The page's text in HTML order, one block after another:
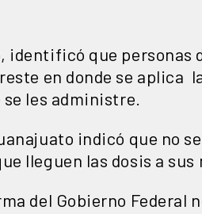
identificó que personas
en donde se aplica
les administre.
indicó que no
lleguen las dosis a sus
del Gobierno Federal